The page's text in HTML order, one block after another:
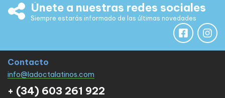
Únete a nuestras redes sociales
Siempre estarás informado de las últimas novedades
Contacto
info@ladoctalatinos.com
+ (34) 603 261 922